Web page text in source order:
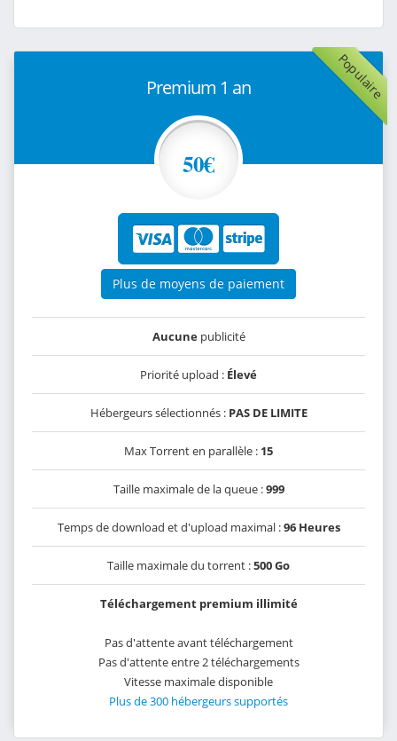
Populaire
Premium 1 an
50€
Plus de moyens de paiement
Aucunepublicité
Priorité upload : Élevé
Hébergeurs sélectionnés : PAS DE LIMITE
Max Torrent en parallèle : 15
Taille maximale de la queue :999
Temps de download et d'upload maximal :96 Heures
Taille maximale du torrent :500 Go
Téléchargement premium illimité
Pas d'attente avant téléchargement
Pas d'attente entre 2 téléchargements
Vitesse maximale disponible
Plus de 300 hébergeurs supportés